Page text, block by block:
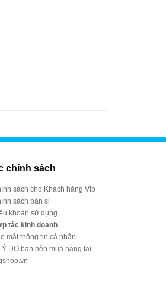
chính sách
sách cho Khách hàng Vip
sách bán sỉ
khoản sử dụng
tác kinh doanh
mật thông tin cá nhân
DO bạn nên mua hàng tại